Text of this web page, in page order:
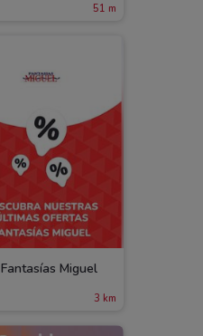
51 m
Fantasías Miguel
3 km